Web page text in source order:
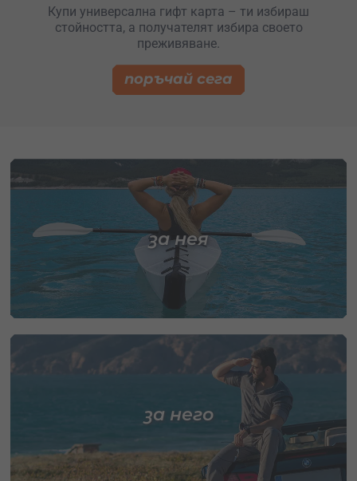
Купи универсална гифт карта – ти избираш
стойността, а получателят избира своето
преживяване.
поръчай сега
за нея
за него